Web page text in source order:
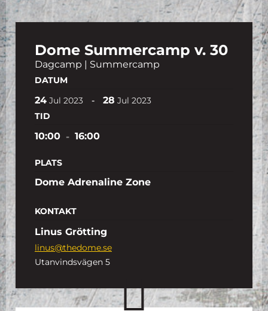
Dome Summercamp v. 30
Dagcamp | Summercamp
DATUM
24 Jul 2023 - 28 Jul 2023
TID
10:00 - 16:00
PLATS
Dome Adrenaline Zone
KONTAKT
Linus Grötting
linus@thedome.se
Utanvindsvägen 5